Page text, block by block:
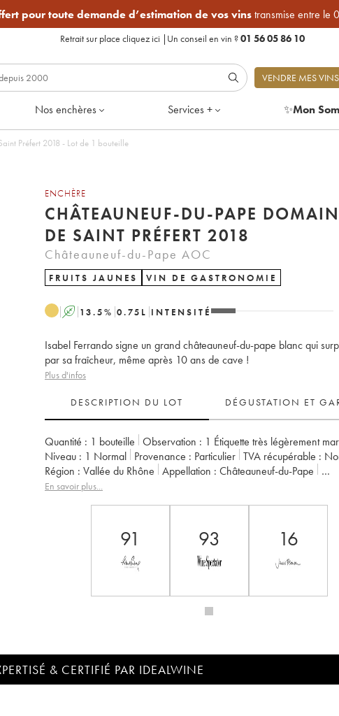
pour toute demande d’estimation de vos vinstransmise entre le
Retrait sur place cliquez ici | Un conseil en vin ?01 56 05 86 10
VENDRE MES VINS
Nos enchères Services + ✨Mon
Préfert 2018 - Lot de 1 bouteille
ENCHÈRE
CHÂTEAUNEUF-DU-PAPE
DE SAINT PRÉFERT 2018
Châteauneuf-du-Pape AOC
FRUITS JAUNES VIN DE GASTRONOMIE
A 13.5% 0.75 L INTENSITÉ
Isabel Ferrando signe un grand châteauneuf-du-pape blanc qui
par sa fraîcheur, même après 10 ans de cave !
Plus d'infos
DESCRIPTION DU LOT DÉGUSTATION ET
Quantité : 1 bouteille Observation : 1 Étiquette très légèrement
Niveau : 1 Normal Provenance : particulier TVA récupérable :
Région :
Vallée du Rhône Appellation :
Châteauneuf-du-Pape
Propriétaire :
En savoir plus...
91 93 16
& CERTIFIÉ PAR IDEALWINE